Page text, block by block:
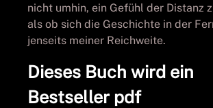
nicht umhin, ein Gefühl der Distanz
als ob sich die Geschichte in der
jenseits meiner Reichweite.
Dieses Buch wird ein
Bestseller pdf